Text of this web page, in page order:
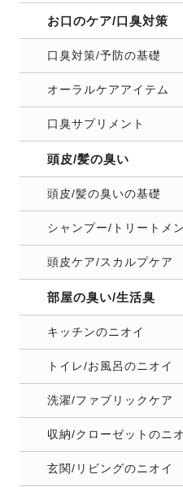
お口のケア/口臭対策
口臭対策/予防の基礎
オーラルケアアイテム
口臭サプリメント
頭皮/髪の臭い
頭皮/髪の臭いの基礎
シャンプー/トリートメ
頭皮ケア/スカルプケア
部屋の臭い/生活臭
キッチンのニオイ
トイレ/お風呂のニオイ
洗濯/ファブリックケア
収納/クローゼットのニ
玄関/リビングのニオイ